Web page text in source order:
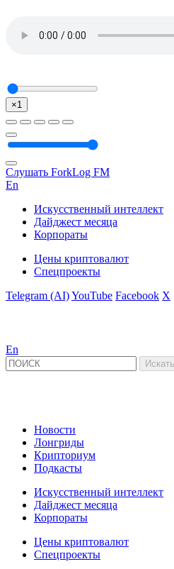
×1
Слушать ForkLog FM
En
Искусственный интеллект
Дайджест месяца
Корпораты
Цены криптовалют
Спецпроекты
Telegram (AI)YouTube Facebook X
En
Новости
Лонгриды
Крипториум
Подкасты
Искусственный интеллект
Дайджест месяца
Корпораты
Цены криптовалют
Спецпроекты